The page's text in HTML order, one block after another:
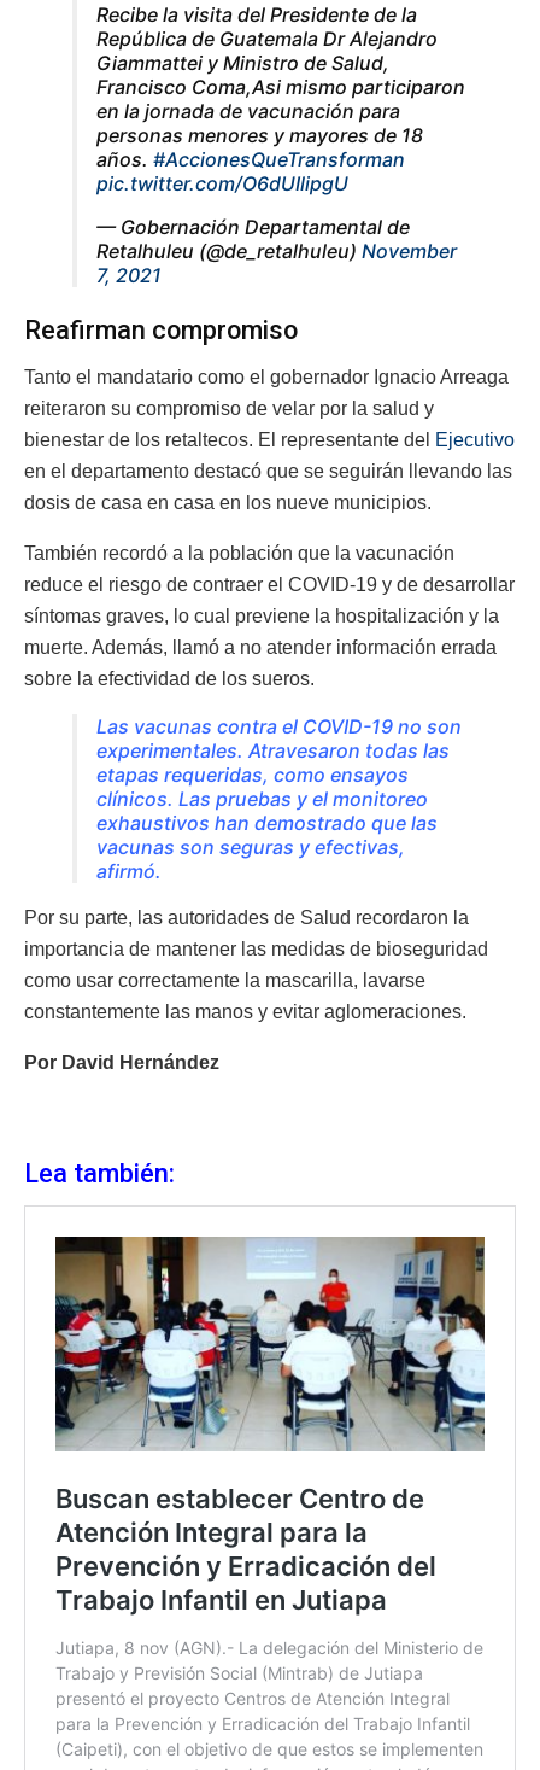
Recibe la visita del Presidente de la
República de Guatemala Dr Alejandro
Giammattei y Ministro de Salud,
Francisco Coma,Asi mismo participaron
en la jornada de vacunación para
personas menores y mayores de 18
años. #AccionesQueTransforman
pic.twitter.com/O6dUIlipgU
— Gobernación Departamental de
Retalhuleu (@de_retalhuleu) November
7, 2021
Reafirman compromiso
Tanto el mandatario como el gobernador Ignacio Arreaga
reiteraron su compromiso de velar por la salud y
bienestar de los retaltecos. El representante del Ejecutivo
en el departamento destacó que se seguirán llevando las
dosis de casa en casa en los nueve municipios.
También recordó a la población que la vacunación
reduce el riesgo de contraer el COVID-19 y de desarrollar
síntomas graves, lo cual previene la hospitalización y la
muerte. Además, llamó a no atender información errada
sobre la efectividad de los sueros.
Las vacunas contra el COVID-19 no son
experimentales. Atravesaron todas las
etapas requeridas, como ensayos
clínicos. Las pruebas y el monitoreo
exhaustivos han demostrado que las
vacunas son seguras y efectivas,
afirmó.
Por su parte, las autoridades de Salud recordaron la
importancia de mantener las medidas de bioseguridad
como usar correctamente la mascarilla, lavarse
constantemente las manos y evitar aglomeraciones.
Por David Hernández
Lea también: